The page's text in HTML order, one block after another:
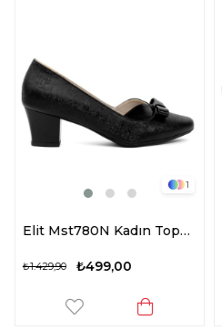
1
Elit Mst780N Kadın Topuklu Ayakkabı Siyah
₺499,00
₺1.429,90